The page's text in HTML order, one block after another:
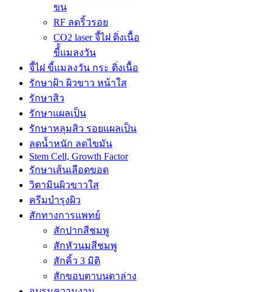
ขน
RF ลดริ้วรอย
CO2 laser จี้ไฝ ติ่งเนื้อ
ขี้้แมลงวัน
จี้ไฝ ขี้แมลงวัน กระ ติ่งเนื้อ
รักษาฝ้า ผิวขาว หน้าใส
รักษาสิว
รักษาแผลเป็น
รักษาหลุมสิว รอยแผลเป็น
ลดน้ำหนัก ลดไขมัน
Stem Cell, Growth Factor
รักษาเส้นเลือดขอด
วิตามินผิวขาวใส
ครีมบำรุงผิว
สักทางการแพทย์
สักปากสีชมพู
สักหัวนมสีชมพู
สักคิ้ว 3 มิติ
สักขอบตาบนตาล่าง